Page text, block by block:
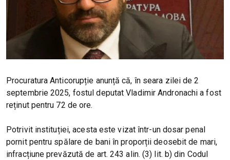
Procuratura Anticorupție anunță că, în seara zilei de 2
septembrie 2025, fostul deputat Vladimir Andronachi a fost
reținut pentru 72 de ore.
Potrivit instituției, acesta este vizat într-un dosar penal
pornit pentru spălare de bani în proporții deosebit de mari,
infracțiune prevăzută de art. 243 alin. (3) lit. b) din Codul